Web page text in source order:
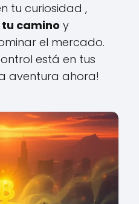
tu curiosidad ,
camino y
el mercado.
está en tus
aventura ahora!